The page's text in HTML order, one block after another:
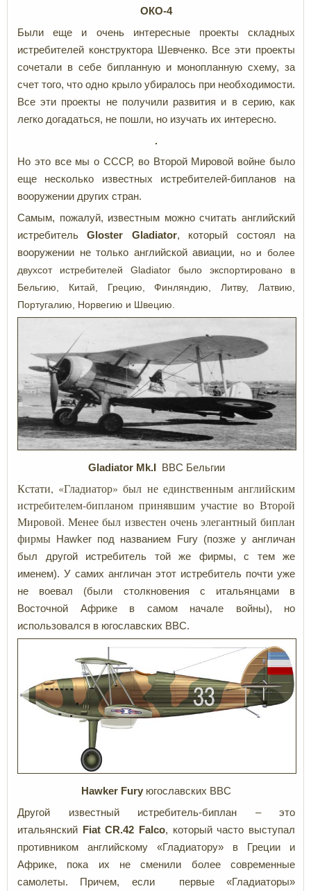
ОКО-4
Были еще и очень интересные проекты складных
истребителей конструктора Шевченко. Все эти проекты
сочетали в себе бипланную и монопланную схему, за
счет того, что одно крыло убиралось при необходимости.
Все эти проекты не получили развития и в серию, как
легко догадаться, не пошли, но изучать их интересно.
Но это все мы о СССР, во Второй Мировой войне было
еще несколько известных истребителей-бипланов на
вооружении других стран.
Самым, пожалуй, известным можно считать английский
истребитель Gloster Gladiator, который состоял на
вооружении не только английской авиации, но и более
двухсот истребителей Gladiator было экспортировано в
Бельгию, Китай, Грецию, Финляндию, Литву, Латвию,
Португалию, Норвегию и Швецию.
Gladiator Mk.I ВВС Бельгии
Кстати, «Гладиатор» был не единственным английским
истребителем-бипланом принявшим участие во Второй
Мировой. Менее был известен очень элегантный биплан
фирмы
Hawker под названием Fury (позже у англичан
был другой истребитель той же фирмы, с тем же
именем). У самих англичан этот истребитель почти уже
не воевал (были столкновения с итальянцами в
Восточной Африке в самом начале войны), но
использовался в югославских ВВС.
Hawker Fury югославских ВВС
Другой известный истребитель-биплан – это
итальянский
Fiat CR.42 Falco, который часто выступал
противником английскому «Гладиатору» в Греции и
Африке, пока их не сменили более современные
самолеты. Причем, если первые «Гладиаторы»